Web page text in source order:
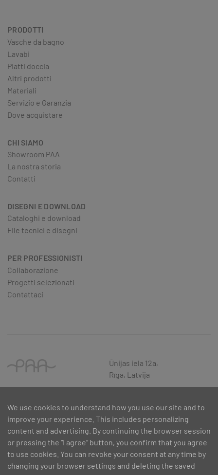
PRODOTTI
Vasche da bagno
Lavabi
Piatti doccia
Altri prodotti
Materiali
Servizio e Garanzia
Dove acquistare
CHI SIAMO
Showroom PAA
La nostra storia
Contatti
DISEGNI E DOWNLOAD
Cataloghi e download
File tecnici e disegni
PER PROFESSIONISTI
Collaborazione
Progetti selezionati
Contattaci
Ūnijas iela 12a,
Rīga, Latvija
We use cookies to understand how you use our site and to
improve your experience. This includes personalizing
content and advertising. By continuing the browser session
or pressing the “I agree” button, you confirm that you agree
to use cookies. You can revoke your consent at any time by
changing your browser settings and deleting the saved